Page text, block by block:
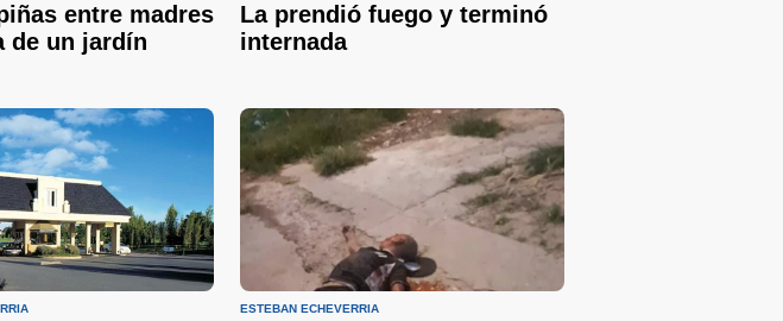
entre madres
de un jardín
La prendió fuego y terminó
internada
ESTEBAN ECHEVERRÍA